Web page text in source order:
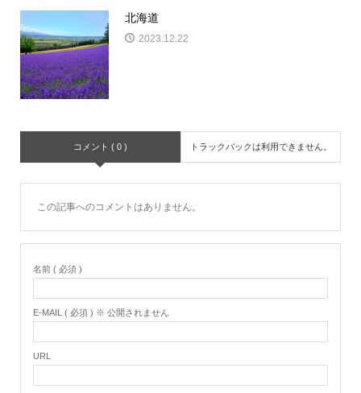
北海道
2023.12.22
コメント ( 0 ) トラックバックは利用できません。
この記事へのコメントはありません。
名前 ( 必須 )
E-MAIL ( 必須 ) ※ 公開されません
URL